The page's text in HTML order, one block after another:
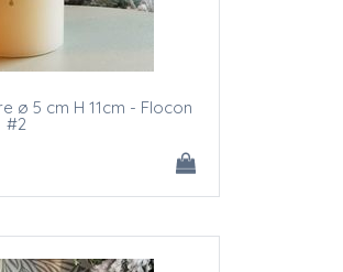
ø 5 cm H 11cm - Flocon
#2